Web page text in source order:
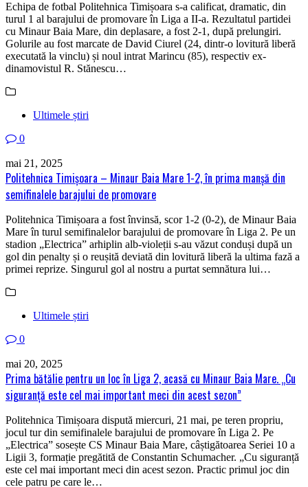
Echipa de fotbal Politehnica Timișoara s-a calificat, dramatic, din
turul 1 al barajului de promovare în Liga a II-a. Rezultatul partidei
cu Minaur Baia Mare, din deplasare, a fost 2-1, după prelungiri.
Golurile au fost marcate de David Ciurel (24, dintr-o lovitură liberă
executată la vinclu) și noul intrat Marincu (85), respectiv ex-
dinamovistul R. Stănescu…
Ultimele știri
0
mai 21, 2025
Politehnica Timișoara – Minaur Baia Mare 1-2, în prima manșă din
semifinalele barajului de promovare
Politehnica Timișoara a fost învinsă, scor 1-2 (0-2), de Minaur Baia
Mare în turul semifinalelor barajului de promovare în Liga 2. Pe un
stadion „Electrica” arhiplin alb-violeții s-au văzut conduși după un
gol din penalty și o reușită deviată din lovitură liberă la ultima fază a
primei reprize. Singurul gol al nostru a purtat semnătura lui…
Ultimele știri
0
mai 20, 2025
Prima bătălie pentru un loc în Liga 2, acasă cu Minaur Baia Mare. „Cu
siguranță este cel mai important meci din acest sezon”
Politehnica Timișoara dispută miercuri, 21 mai, pe teren propriu,
jocul tur din semifinalele barajului de promovare în Liga 2. Pe
„Electrica” sosește CS Minaur Baia Mare, câștigătoarea Seriei 10 a
Ligii 3, formație pregătită de Constantin Schumacher. „Cu siguranță
este cel mai important meci din acest sezon. Practic primul joc din
cele patru pe care le…